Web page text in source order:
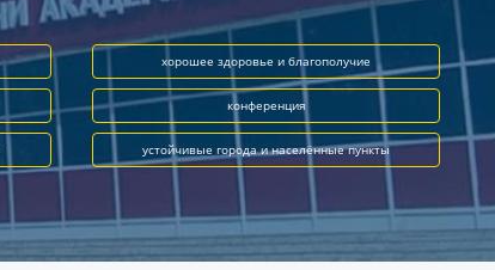
хорошее здоровье и благополучие
конференция
устойчивые города и населённые пункты